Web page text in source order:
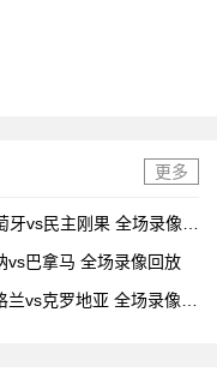
更多
vs民主刚果 全场录像回
vs巴拿马 全场录像回放
vs克罗地亚 全场录像回